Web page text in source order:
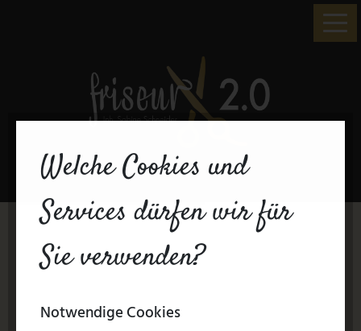
Welche Cookies und
Services dürfen wir für
Sie verwenden?
Notwendige Cookies